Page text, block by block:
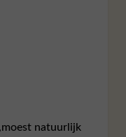
natuurlijk